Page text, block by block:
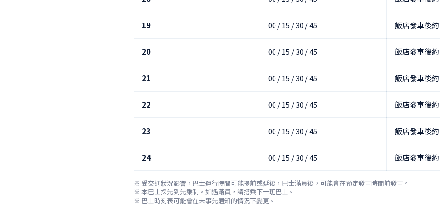
19 00 / 15 / 30 / 45 飯店發車後
20 00 / 15 / 30 / 45 飯店發車後
21 00 / 15 / 30 / 45 飯店發車後
22 00 / 15 / 30 / 45 飯店發車後
23 00 / 15 / 30 / 45 飯店發車後
24 00 / 15 / 30 / 45 飯店發車後
※ 受交通狀況影響，巴士運行時間可能提前或延後，巴士滿員後，可能會在預定發車時間前發車。
※ 本巴士採先到先乘制。如遇滿員，請搭乘下一班巴士。
※ 巴士時刻表可能會在未事先通知的情況下變更。